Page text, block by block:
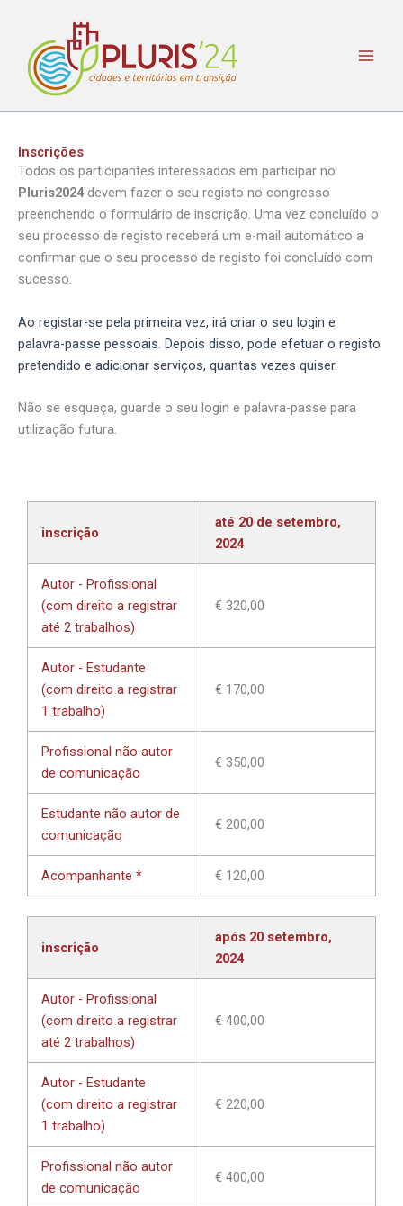
content
Inscrições
Todos os participantes interessados em participar no
Pluris2024devem fazer o seu registo no congresso
preenchendo o formulário de inscrição. Uma vez concluído o
seu processo de registo receberá um e-mail automático a
confirmar que o seu processo de registo foi concluído com
sucesso.
Ao registar-se pela primeira vez, irá criar o seu login e
palavra-passe pessoais. Depois disso, pode efetuar o registo
pretendido e adicionar serviços, quantas vezes quiser.
Não se esqueça, guarde o seu login e palavra-passe para
utilização futura.
inscrição
até 20 de setembro,
2024
Autor - Profissional
(com direito a registrar
até 2 trabalhos)
€ 320,00
Autor - Estudante
(com direito a registrar
1 trabalho)
€ 170,00
Profissional não autor
de comunicação
€ 350,00
Estudante não autor de
comunicação
€ 200,00
Acompanhante * € 120,00
inscrição
após 20 setembro,
2024
Autor - Profissional
(com direito a registrar
até 2 trabalhos)
€ 400,00
Autor - Estudante
(com direito a registrar
1 trabalho)
€ 220,00
Profissional não autor
de comunicação
€ 400,00